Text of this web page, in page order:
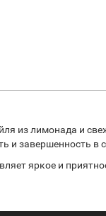
из лимонада и
и завершенность в
яркое и